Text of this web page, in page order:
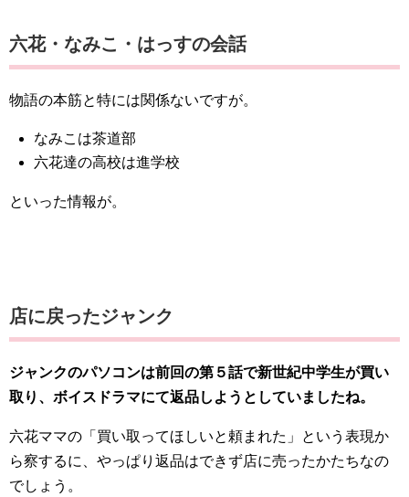
六花・なみこ・はっすの会話
物語の本筋と特には関係ないですが。
なみこは茶道部
六花達の高校は進学校
といった情報が。
店に戻ったジャンク
ジャンクのパソコンは前回の第５話で新世紀中学生が買い
取り、ボイスドラマにて返品しようとしていましたね。
六花ママの「買い取ってほしいと頼まれた」という表現か
ら察するに、やっぱり返品はできず店に売ったかたちなの
でしょう。